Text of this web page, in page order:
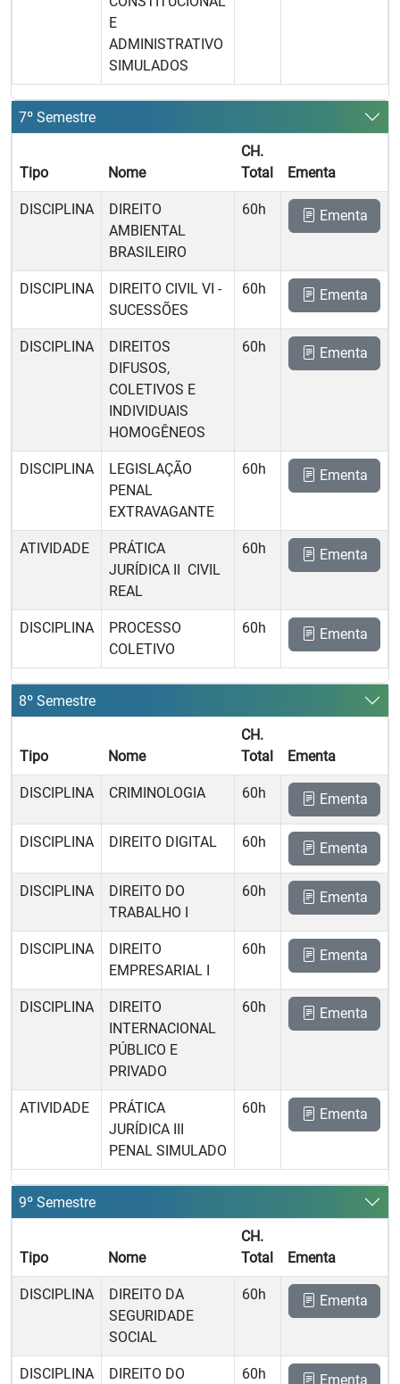
E
ADMINISTRATIVO
SIMULADOS
7º Semestre
Tipo Nome
CH.
Total
Ementa
DISCIPLINA
DIREITO
AMBIENTAL
BRASILEIRO
60h Ementa
DISCIPLINA
DIREITO CIVIL VI -
SUCESSÕES
60h Ementa
DISCIPLINA
DIREITOS
DIFUSOS,
COLETIVOS E
INDIVIDUAIS
HOMOGÊNEOS
60h Ementa
DISCIPLINA
LEGISLAÇÃO
PENAL
EXTRAVAGANTE
60h Ementa
ATIVIDADE
PRÁTICA
JURÍDICA II  CIVIL
REAL
60h Ementa
DISCIPLINA
PROCESSO
COLETIVO
60h Ementa
8º Semestre
Tipo Nome
CH.
Total
Ementa
DISCIPLINA CRIMINOLOGIA 60h Ementa
DISCIPLINA DIREITO DIGITAL 60h Ementa
DISCIPLINA
DIREITO DO
TRABALHO I
60h Ementa
DISCIPLINA
DIREITO
EMPRESARIAL I
60h Ementa
DISCIPLINA
DIREITO
INTERNACIONAL
PÚBLICO E
PRIVADO
60h Ementa
ATIVIDADE
PRÁTICA
JURÍDICA III 
PENAL SIMULADO
60h Ementa
9º Semestre
Tipo Nome
CH.
Total
Ementa
DISCIPLINA
DIREITO DA
SEGURIDADE
SOCIAL
60h Ementa
DISCIPLINA
DIREITO DO
60h Ementa